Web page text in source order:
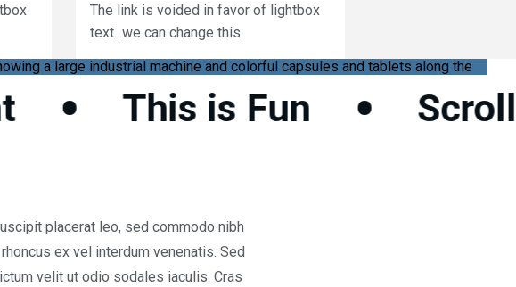
The link is voided in favor of lightbox
text...we can change this.
This is Fun
placerat leo, sed commodo nibh
ex vel interdum venenatis. Sed
velit ut odio sodales iaculis. Cras